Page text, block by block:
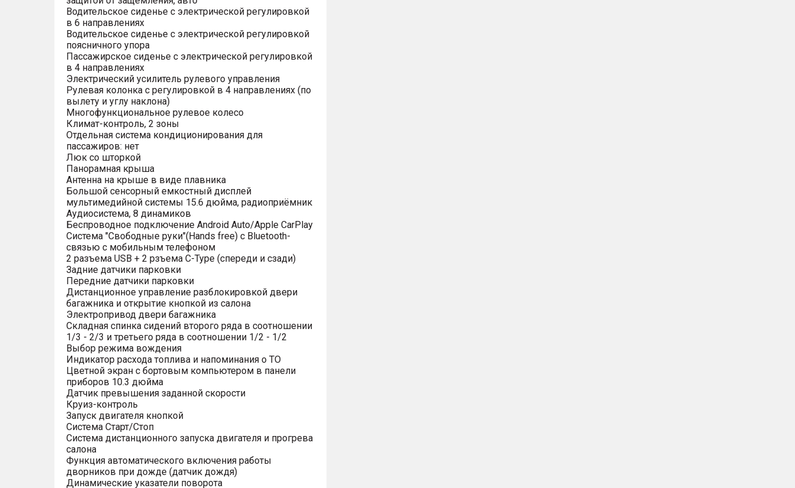
Водительское сиденье с электрической регулировкой
в 6 направлениях
Водительское сиденье с электрической регулировкой
поясничного упора
Пассажирское сиденье с электрической регулировкой
в 4 направлениях
Электрический усилитель рулевого управления
Рулевая колонка с регулировкой в 4 направлениях (по
вылету и углу наклона)
Многофункциональное рулевое колесо
Климат-контроль, 2 зоны
Отдельная система кондиционирования для
пассажиров: нет
Люк со шторкой
Панорамная крыша
Антенна на крыше в виде плавника
Большой сенсорный емкостный дисплей
мультимедийной системы 15.6 дюйма, радиоприёмник
Аудиосистема, 8 динамиков
Беспроводное подключение Android Auto/Apple CarPlay
Система "Свободные руки"(Hands free) с Bluetooth-
связью с мобильным телефоном
2 разъема USB + 2 рзъема C-Type (спереди и сзади)
Задние датчики парковки
Передние датчики парковки
Дистанционное управление разблокировкой двери
багажника и открытие кнопкой из салона
Электропривод двери багажника
Складная спинка сидений второго ряда в соотношении
1/3 - 2/3 и третьего ряда в соотношении 1/2 - 1/2
Выбор режима вождения
Индикатор расхода топлива и напоминания о ТО
Цветной экран с бортовым компьютером в панели
приборов 10.3 дюйма
Датчик превышения заданной скорости
Круиз-контроль
Запуск двигателя кнопкой
Система Старт/Стоп
Система дистанционного запуска двигателя и прогрева
салона
Функция автоматического включения работы
дворников при дожде (датчик дождя)
Динамические указатели поворота